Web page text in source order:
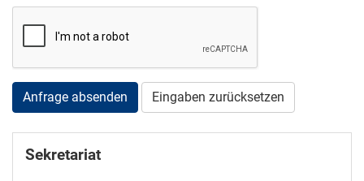
Anfrage absenden Eingaben zurücksetzen
Sekretariat